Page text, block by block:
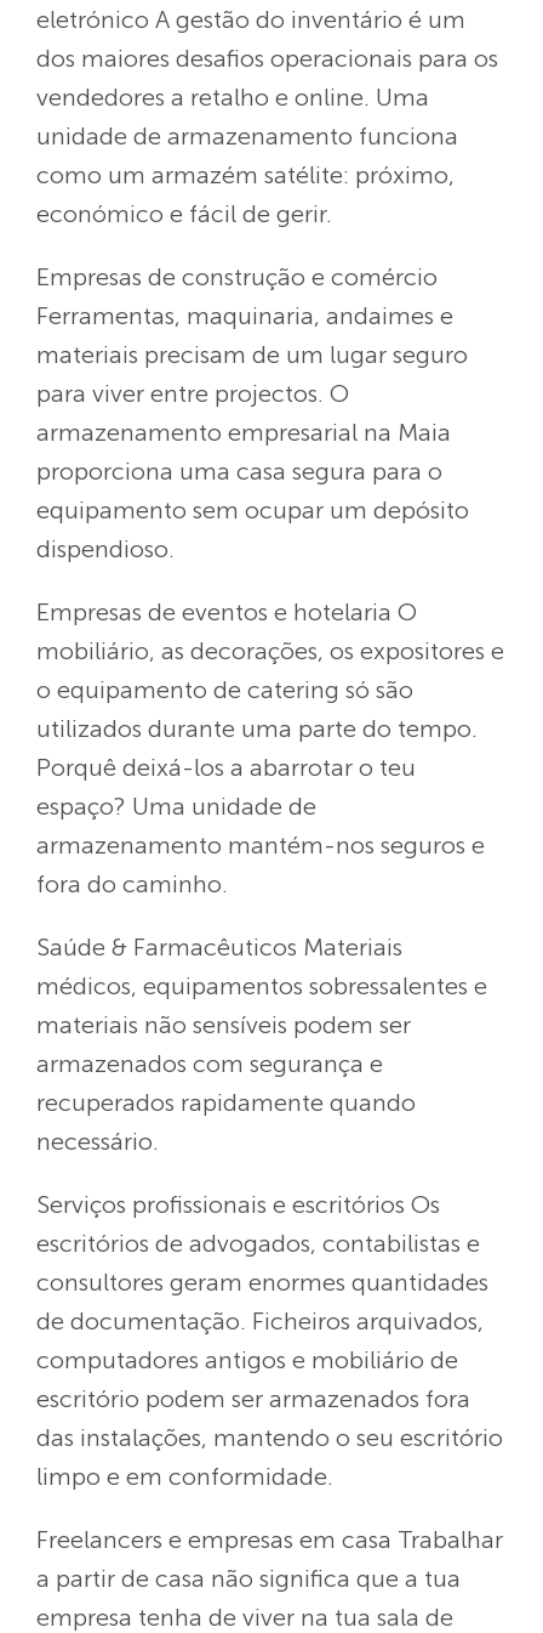
eletrónico A gestão do inventário é um
dos maiores desafios operacionais para os
vendedores a retalho e online. Uma
unidade de armazenamento funciona
como um armazém satélite: próximo,
económico e fácil de gerir.
Empresas de construção e comércio
Ferramentas, maquinaria, andaimes e
materiais precisam de um lugar seguro
para viver entre projectos. O
armazenamento empresarial na Maia
proporciona uma casa segura para o
equipamento sem ocupar um depósito
dispendioso.
Empresas de eventos e hotelaria O
mobiliário, as decorações, os expositores e
o equipamento de catering só são
utilizados durante uma parte do tempo.
Porquê deixá-los a abarrotar o teu
espaço? Uma unidade de
armazenamento mantém-nos seguros e
fora do caminho.
Saúde & Farmacêuticos Materiais
médicos, equipamentos sobressalentes e
materiais não sensíveis podem ser
armazenados com segurança e
recuperados rapidamente quando
necessário.
Serviços profissionais e escritórios Os
escritórios de advogados, contabilistas e
consultores geram enormes quantidades
de documentação. Ficheiros arquivados,
computadores antigos e mobiliário de
escritório podem ser armazenados fora
das instalações, mantendo o seu escritório
limpo e em conformidade.
Freelancers e empresas em casa Trabalhar
a partir de casa não significa que a tua
empresa tenha de viver na tua sala de